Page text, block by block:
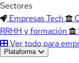
Sectores
Empresas Tech
RRHH y formación
Ver todo para
Plataforma